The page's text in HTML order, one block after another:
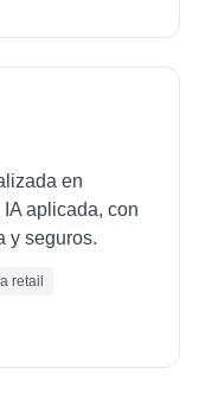
en
aplicada, con
y seguros.
retail